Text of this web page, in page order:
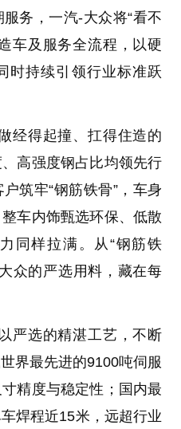
务，一汽-大众将“看不
车及服务全流程，以硬
时持续引领行业标准跃
经得起撞、扛得住造的
高强度钢占比均领先行
筑牢“钢筋铁骨”，车身
车内饰甄选环保、低散
同样拉满。从“钢筋铁
众的严选用料，藏在每
严选的精湛工艺，不断
界最先进的9100吨伺服
精度与稳定性；国内最
焊程近15米，远超行业